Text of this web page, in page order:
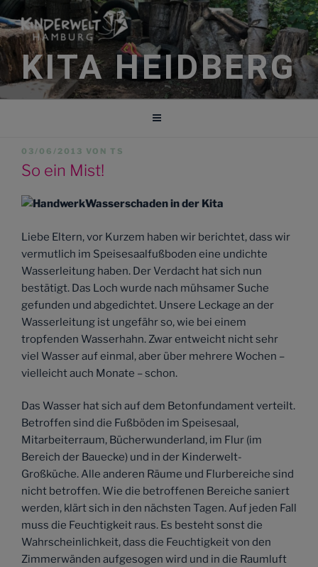
Zum
Inhalt
springen
KITA HEIDBERG
VERÖFFENTLICHT
AM
03/06/2013 VON TS
So ein Mist!
Wasserschaden in der Kita
Liebe Eltern, vor Kurzem haben wir berichtet, dass wir
vermutlich im Speisesaalfußboden eine undichte
Wasserleitung haben. Der Verdacht hat sich nun
bestätigt. Das Loch wurde nach mühsamer Suche
gefunden und abgedichtet. Unsere Leckage an der
Wasserleitung ist ungefähr so, wie bei einem
tropfenden Wasserhahn. Zwar entweicht nicht sehr
viel Wasser auf einmal, aber über mehrere Wochen –
vielleicht auch Monate – schon.
Das Wasser hat sich auf dem Betonfundament verteilt.
Betroffen sind die Fußböden im Speisesaal,
Mitarbeiterraum, Bücherwunderland, im Flur (im
Bereich der Bauecke) und in der Kinderwelt-
Großküche. Alle anderen Räume und Flurbereiche sind
nicht betroffen. Wie die betroffenen Bereiche saniert
werden, klärt sich in den nächsten Tagen. Auf jeden Fall
muss die Feuchtigkeit raus. Es besteht sonst die
Wahrscheinlichkeit, dass die Feuchtigkeit von den
Zimmerwänden aufgesogen wird und in die Raumluft